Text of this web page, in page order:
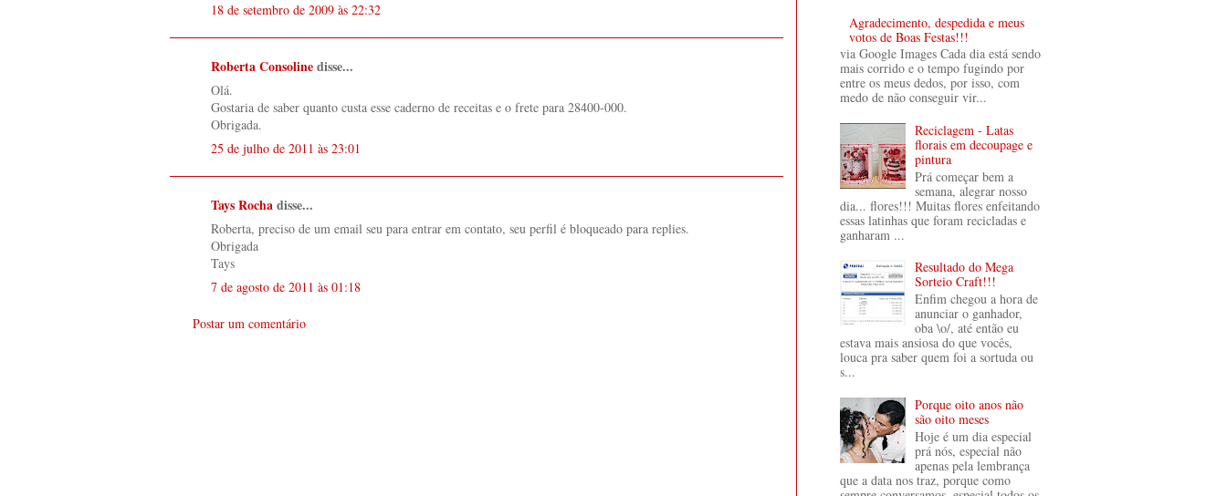
18 de setembro de 2009 às 22:32
Roberta Consolinedisse...
Olá.
Gostaria de saber quanto custa esse caderno de receitas e o frete para 28400-000.
Obrigada.
25 de julho de 2011 às 23:01
Tays Rochadisse...
Roberta, preciso de um email seu para entrar em contato, seu perfil é bloqueado para replies.
Obrigada
Tays
7 de agosto de 2011 às 01:18
Postar um comentário
Agradecimento, despedida e meus
votos de Boas Festas!!!
via Google Images Cada dia está sendo
mais corrido e o tempo fugindo por
entre os meus dedos, por isso, com
medo de não conseguir vir...
Reciclagem - Latas
florais em decoupage e
pintura
Prá começar bem a
semana, alegrar nosso
dia... flores!!! Muitas flores enfeitando
essas latinhas que foram recicladas e
ganharam ...
Resultado do Mega
Sorteio Craft!!!
Enfim chegou a hora de
anunciar o ganhador,
oba \o/, até então eu
estava mais ansiosa do que vocês,
louca pra saber quem foi a sortuda ou
s...
Porque oito anos não
são oito meses
Hoje é um dia especial
prá nós, especial não
apenas pela lembrança
que a data nos traz, porque como